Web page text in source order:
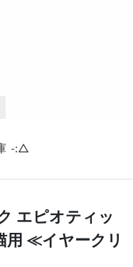
-:△
エピオティッ
用 ≪イヤークリ